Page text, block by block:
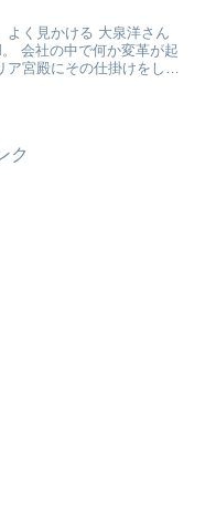
よく見かける 大泉洋さん
会社の中で何か変革が起
ア宮殿にその仕掛けをした
ク